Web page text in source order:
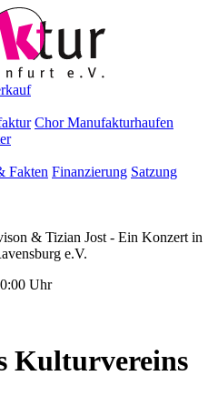
Chor Manufakturhaufen
Fakten Finanzierung Satzung
& Tizian Jost - Ein Konzert in
e.V.
Uhr
Kulturvereins